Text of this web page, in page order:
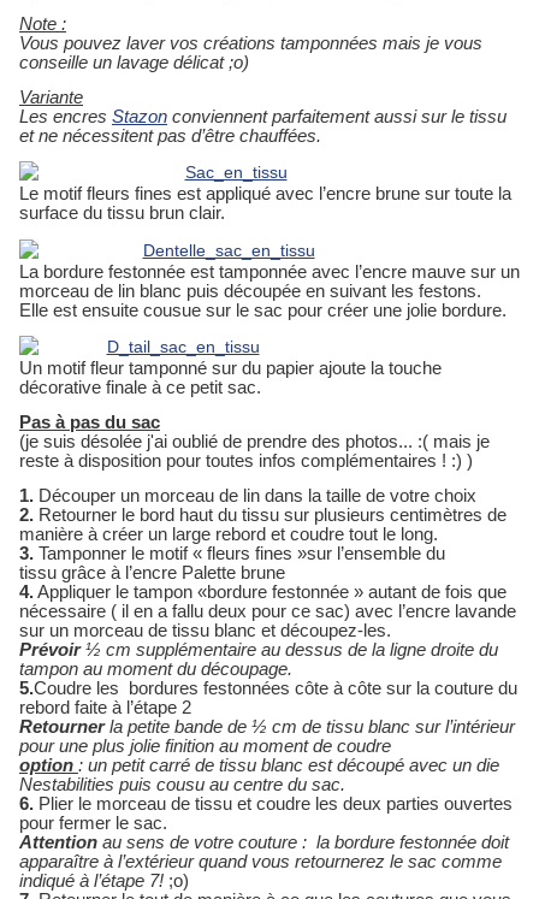
Note :
Vous pouvez laver vos créations tamponnées mais je vous
conseille un lavage délicat ;o)
Variante
Les encres Stazon conviennent parfaitement aussi sur le tissu
et ne nécessitent pas d’être chauffées.
Le motif fleurs fines est appliqué avec l’encre brune sur toute la
surface du tissu brun clair.
La bordure festonnée est tamponnée avec l’encre mauve sur un
morceau de lin blanc puis découpée en suivant les festons.
Elle est ensuite cousue sur le sac pour créer une jolie bordure.
Un motif fleur tamponné sur du papier ajoute la touche
décorative finale à ce petit sac.
Pas à pas du sac
(je suis désolée j'ai oublié de prendre des photos... :( mais je
reste à disposition pour toutes infos complémentaires ! :) )
1. Découper un morceau de lin dans la taille de votre choix
2. Retourner le bord haut du tissu sur plusieurs centimètres de
manière à créer un large rebord et coudre tout le long.
3. Tamponner le motif « fleurs fines »sur l’ensemble du
tissu grâce à l’encre Palette brune
4.Appliquer le tampon «bordure festonnée » autant de fois que
nécessaire ( il en a fallu deux pour ce sac) avec l’encre lavande
sur un morceau de tissu blanc et découpez-les.
Prévoir ½ cm supplémentaire au dessus de la ligne droite du
tampon au moment du découpage.
5.Coudre les
bordures festonnées côte à côte sur la couture du
rebord faite à l’étape 2
Retournerla petite bande de ½ cm de tissu blanc sur l’intérieur
pour une plus jolie finition au moment de coudre
option : un petit carré de tissu blanc est découpé avec un die
Nestabilities puis cousu au centre du sac.
6. Plier le morceau de tissu et coudre les deux parties ouvertes
pour fermer le sac.
Attention au sens de votre couture : la bordure festonnée doit
apparaître à l’extérieur quand vous retournerez le sac comme
indiqué à l’étape 7! ;o)